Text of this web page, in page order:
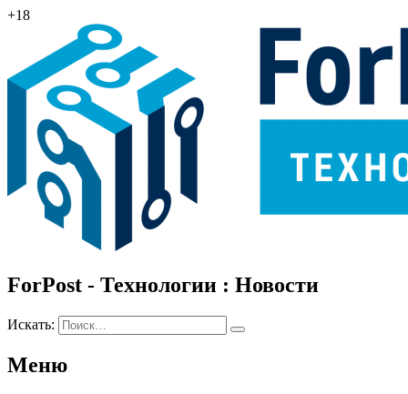
+18
ForPost - Технологии : Новости
Искать:
Меню